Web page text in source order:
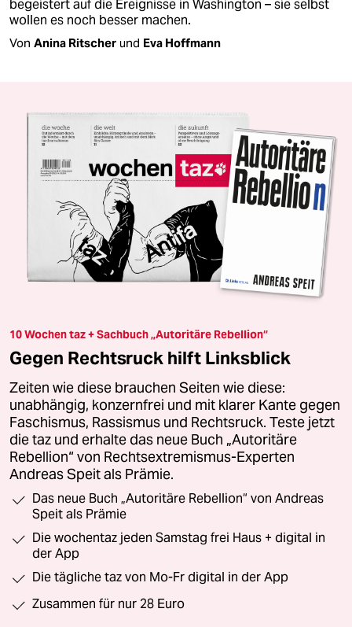
begeistert auf die Ereignisse in Washington – sie selbst
wollen es noch besser machen.
Von Anina Ritscher und Eva Hoffmann
10 Wochen taz + Sachbuch „Autoritäre Rebellion“
Gegen Rechtsruck hilft Linksblick
Zeiten wie diese brauchen Seiten wie diese:
unabhängig, konzernfrei und mit klarer Kante gegen
Faschismus, Rassismus und Rechtsruck. Teste jetzt
die taz und erhalte das neue Buch „Autoritäre
Rebellion“ von Rechtsextremismus-Experten
Andreas Speit als Prämie.
Das neue Buch „Autoritäre Rebellion“ von Andreas
Speit als Prämie
Die wochentaz jeden Samstag frei Haus + digital in
der App
Die tägliche taz von Mo-Fr digital in der App
Zusammen für nur 28 Euro